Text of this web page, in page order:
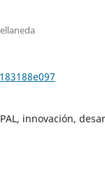
innovación,